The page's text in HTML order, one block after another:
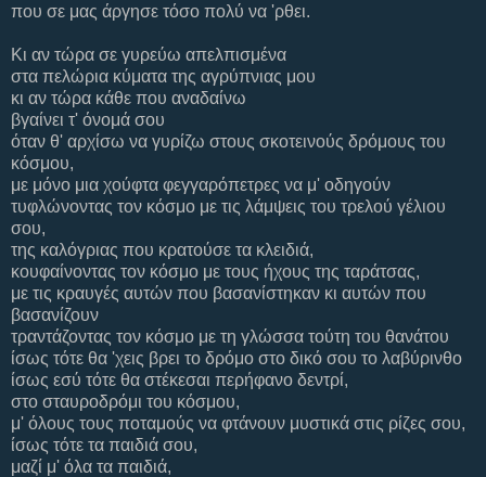
που σε μας άργησε τόσο πολύ να 'ρθει.
Κι αν τώρα σε γυρεύω απελπισμένα
στα πελώρια κύματα της αγρύπνιας μου
κι αν τώρα κάθε που αναδαίνω
βγαίνει τ' όνομά σου
όταν θ' αρχίσω να γυρίζω στους σκοτεινούς δρόμους του
κόσμου,
με μόνο μια χούφτα φεγγαρόπετρες να μ' οδηγούν
τυφλώνοντας τον κόσμο με τις λάμψεις του τρελού γέλιου
σου,
της καλόγριας που κρατούσε τα κλειδιά,
κουφαίνοντας τον κόσμο με τους ήχους της ταράτσας,
με τις κραυγές αυτών που βασανίστηκαν κι αυτών που
βασανίζουν
τραντάζοντας τον κόσμο με τη γλώσσα τούτη του θανάτου
ίσως τότε θα 'χεις βρει το δρόμο στο δικό σου το λαβύρινθο
ίσως εσύ τότε θα στέκεσαι περήφανο δεντρί,
στο σταυροδρόμι του κόσμου,
μ' όλους τους ποταμούς να φτάνουν μυστικά στις ρίζες σου,
ίσως τότε τα παιδιά σου,
μαζί μ' όλα τα παιδιά,